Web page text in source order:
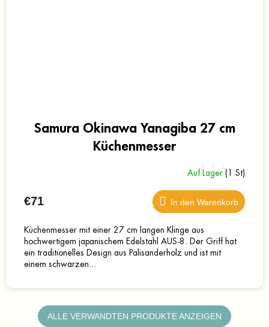
Samura Okinawa Yanagiba 27 cm
Küchenmesser
Auf Lager (1 St)
€71 In den Warenkorb
Küchenmesser mit einer 27 cm langen Klinge aus
hochwertigem japanischem Edelstahl AUS-8. Der Griff hat
ein traditionelles Design aus Palisanderholz und ist mit
einem schwarzen...
ALLE VERWANDTEN PRODUKTE ANZEIGEN